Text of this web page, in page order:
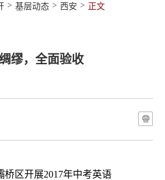
> 基层动态 > 西安 > 正文
缪，全面验收
桥区开展2017年中考英语